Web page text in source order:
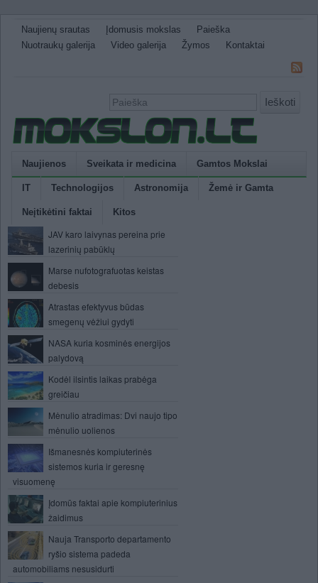
Naujienų srautas Įdomusis mokslas
Paieška
Nuotraukų galerija
Video galerija Žymos Kontaktai
Ieškoti
Naujienos Sveikata ir medicina Gamtos Mokslai
IT Technologijos Astronomija Žemė ir Gamta
Neįtikėtini faktai Kitos
JAV karo laivynas pereina prie
lazerinių pabūklų
Marse nufotografuotas keistas
debesis
Atrastas efektyvus būdas
smegenų vėžiui gydyti
NASA kuria kosminės energijos
palydovą
Kodėl ilsintis laikas prabėga
greičiau
Mėnulio atradimas: Dvi naujo tipo
mėnulio uolienos
Išmanesnės kompiuterinės
sistemos kuria ir geresnę
visuomenę
Įdomūs faktai apie kompiuterinius
žaidimus
Nauja Transporto departamento
ryšio sistema padeda
automobiliams nesusidurti